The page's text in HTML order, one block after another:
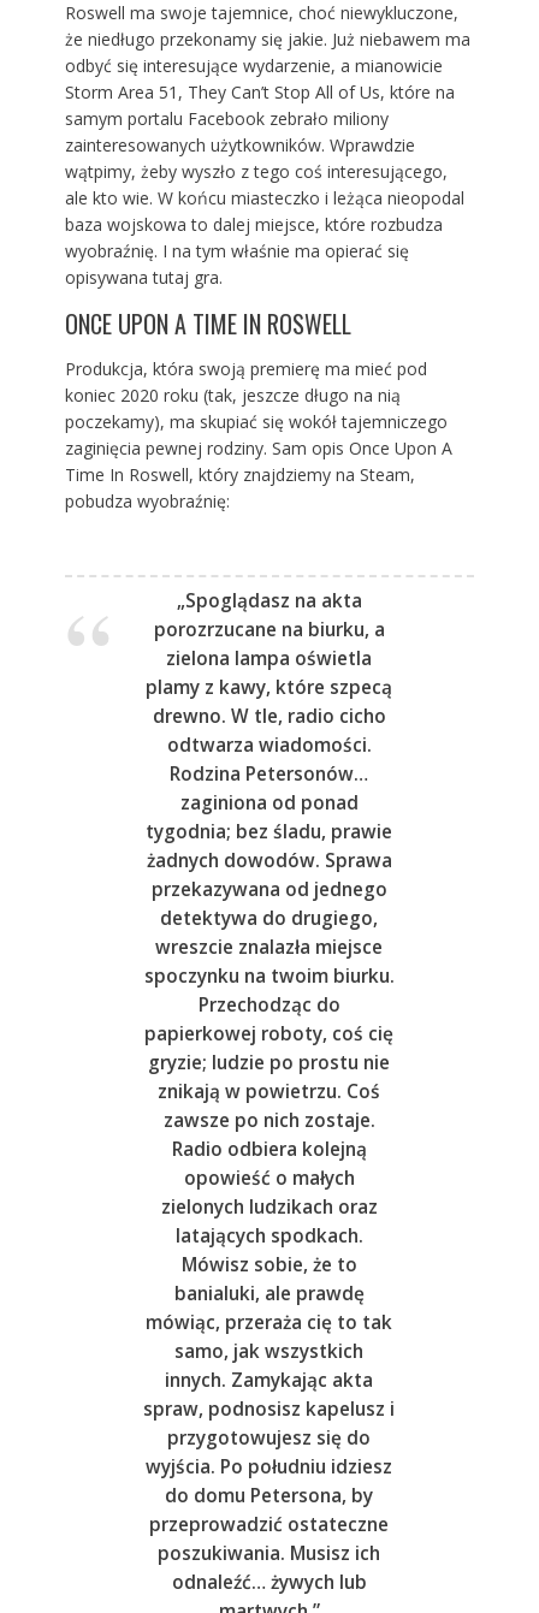
Roswell ma swoje tajemnice, choć niewykluczone,
że niedługo przekonamy się jakie. Już niebawem ma
odbyć się interesujące wydarzenie, a mianowicie
Storm Area 51 , They Can’t Stop All of Us, które na
samym portalu Facebook zebrało miliony
zainteresowanych użytkowników. Wprawdzie
wątpimy, żeby wyszło z tego coś interesującego,
ale kto wie. W końcu miasteczko i leżąca nieopodal
baza wojskowa to dalej miejsce, które rozbudza
wyobraźnię. I na tym właśnie ma opierać się
opisywana tutaj gra.
ONCE UPON A TIME IN ROSWELL
Produkcja, która swoją premierę ma mieć pod
koniec 2020 roku (tak, jeszcze długo na nią
poczekamy), ma skupiać się wokół tajemniczego
zaginięcia pewnej rodziny. Sam opis Once Upon A
Time In Roswell, który znajdziemy na Steam,
pobudza wyobraźnię:
„Spoglądasz na akta
porozrzucane na biurku, a
zielona lampa oświetla
plamy z kawy, które szpecą
drewno. W tle, radio cicho
odtwarza wiadomości.
Rodzina Petersonów…
zaginiona od ponad
tygodnia; bez śladu, prawie
żadnych dowodów. Sprawa
przekazywana od jednego
detektywa do drugiego,
wreszcie znalazła miejsce
spoczynku na twoim biurku.
Przechodząc do
papierkowej roboty, coś cię
gryzie; ludzie po prostu nie
znikają w powietrzu. Coś
zawsze po nich zostaje.
Radio odbiera kolejną
opowieść o małych
zielonych ludzikach oraz
latających spodkach.
Mówisz sobie, że to
banialuki, ale prawdę
mówiąc, przeraża cię to tak
samo, jak wszystkich
innych. Zamykając akta
spraw, podnosisz kapelusz i
przygotowujesz się do
wyjścia. Po południu idziesz
do domu Petersona, by
przeprowadzić ostateczne
poszukiwania. Musisz ich
odnaleźć… żywych lub